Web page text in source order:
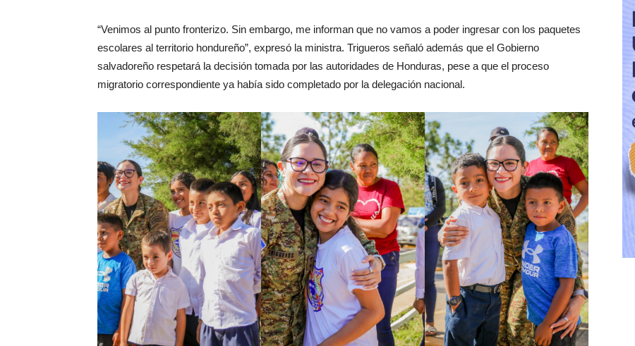
“Venimos al punto fronterizo. Sin embargo, me informan que no vamos a poder ingresar con los paquetes
escolares al territorio hondureño”, expresó la ministra. Trigueros señaló además que el Gobierno
salvadoreño respetará la decisión tomada por las autoridades de Honduras, pese a que el proceso
migratorio correspondiente ya había sido completado por la delegación nacional.